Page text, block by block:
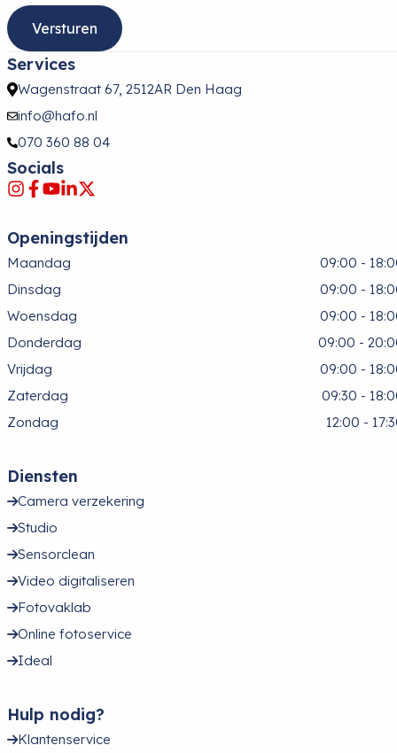
Services
Wagenstraat 67, 2512AR Den Haag
info@hafo.nl
070 360 88 04
Socials
Openingstijden
Maandag
09:00 -
Dinsdag
09:00 -
Woensdag
09:00 -
Donderdag
09:00 -
Vrijdag
09:00 -
Zaterdag
09:30 -
Zondag
12:00 -
Diensten
Camera verzekering
Studio
Sensorclean
Video digitaliseren
Fotovaklab
Online fotoservice
Ideal
Hulp nodig?
Klantenservice